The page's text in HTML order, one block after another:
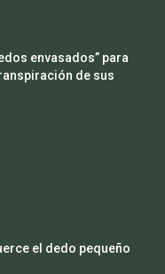
envasados” para
de sus
el dedo pequeño